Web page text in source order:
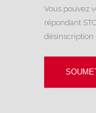
Vous pouvez
répondant
désinscription